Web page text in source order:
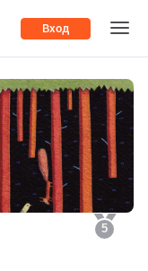
Вход
5